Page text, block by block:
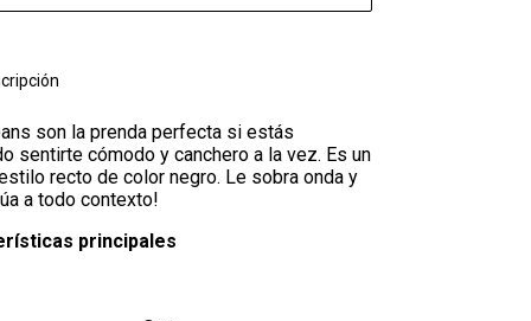
son la prenda perfecta si estás
sentirte cómodo y canchero a la vez. Es un
recto de color negro. Le sobra onda y
a todo contexto!
principales